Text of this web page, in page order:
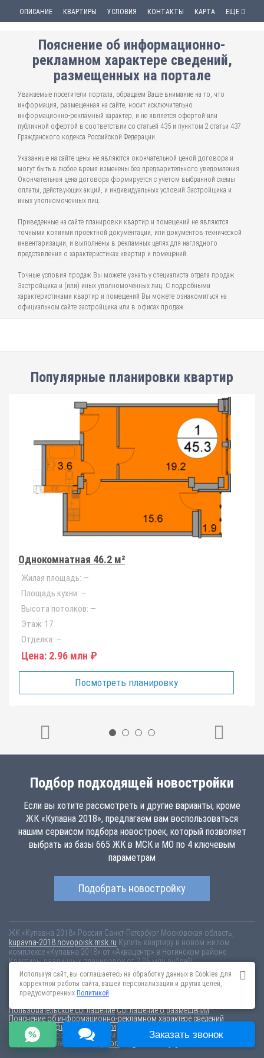
ОПИСАНИЕ КВАРТИРЫ УСЛОВИЯ КОНТАКТЫ КАРТА ЕЩЕ
Пояснение об информационно-
рекламном характере сведений,
размещенных на портале
Уважаемые посетители портала, обращаем Ваше внимание на то, что
информация, размещенная на сайте, носит исключительно
информационно-рекламный характер, и не является офертой или
публичной офертой в соответствии со статьей 435 и пунктом 2 статьи 437
Гражданского кодекса Российской Федерации.
Указанные на сайте цены не являются окончательной ценой договора и
могут быть в любое время изменены без предварительного уведомления.
Окончательная цена договора формируется с учетом выбранной схемы
оплаты, действующих акций, и индивидуальных условий Застройщика и
иных уполномоченных лиц.
Приведенные на сайте планировки квартир и помещений не являются
точными копиями проектной документации, или документов технической
инвентаризации, и выполнены в рекламных целях для наглядного
представления о характеристиках квартир и помещений.
Точные условия продаж Вы можете узнать у специалиста отдела продаж
Застройщика и (или) иных уполномоченных лиц. С подробными
характеристиками квартир и помещений Вы можете ознакомиться на
официальном сайте застройщика или в офисах продаж.
Популярные планировки квартир
Однокомнатная 46.2 м²
Жилая площадь: —
Площадь кухни: —
Высота потолков: —
Этаж: 17
Отделка: —
Цена: 2.96 млн ₽
Посмотреть планировку
Подбор подходящей новостройки
Если вы хотите рассмотреть и другие варианты, кроме
ЖК «Купавна 2018», предлагаем вам воспользоваться
нашим сервисом подбора новостроек, который позволяет
выбрать из базы 665 ЖК в МСК и МО по 4 ключевым
параметрам
Подобрать новостройку
ЖК «Купавна 2018» Россия Санкт-Петербург Московская область,
kupavna-2018.novopoisk.msk.ru Купить квартиру в новом жилом
комплексе «Купавна 2018» от «Аквацентр» в Ногинском районе.
Квартиры различных планировок от 2.96 млн рублей!
Новостройки Санкт-ПетербургаНовостройки Москвы
Информация на сайте взята из открытых источников, не является
Пользовательское соглашениеСоглашение о размещении
Пояснение об информационно-рекламном характере сведений
Политика конфиденциальности
По всем вопросам, связанным с актуальностью информации на
портале, пишите на эл.почту
content@novostroy-gid.ru
Используя сайт, вы соглашаетесь на обработку данных в Cookies для
корректной работы сайта, вашей персонализации и других целей,
предусмотренных Политикой
Заказать звонок